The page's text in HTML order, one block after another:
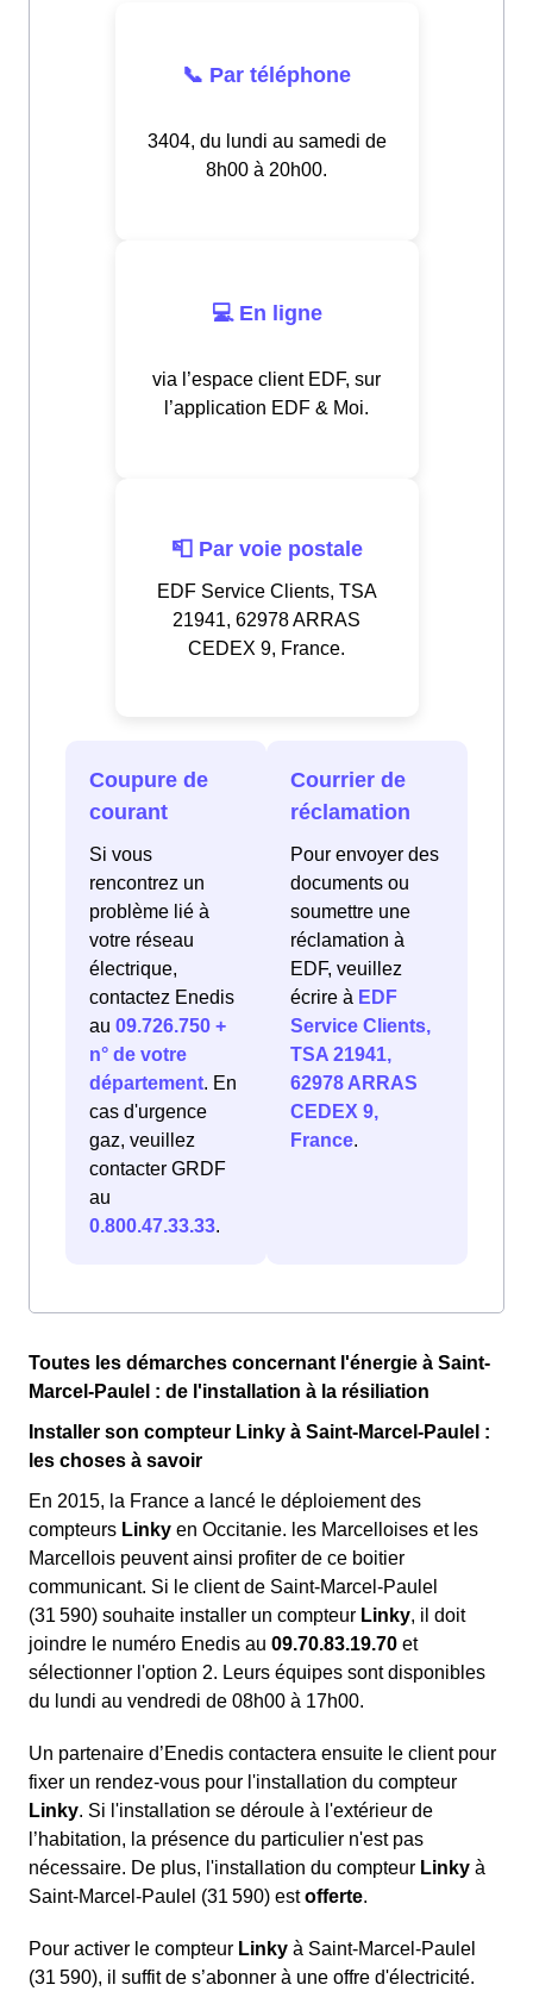
📞 Par téléphone
3404, du lundi au samedi de
8h00 à 20h00.
💻 En ligne
via l’espace client EDF, sur
l’application EDF & Moi.
📮 Par voie postale
EDF Service Clients, TSA
21941, 62978 ARRAS
CEDEX 9, France.
Coupure de
courant
Si vous
rencontrez un
problème lié à
votre réseau
électrique,
contactez Enedis
au 09.726.750 +
n° de votre
département. En
cas d'urgence
gaz, veuillez
contacter GRDF
au
0.800.47.33.33.
Courrier de
réclamation
Pour envoyer des
documents ou
soumettre une
réclamation à
EDF, veuillez
écrire à EDF
Service Clients,
TSA 21941,
62978 ARRAS
CEDEX 9,
France.
Toutes les démarches concernant l'énergie à Saint-
Marcel-Paulel : de l'installation à la résiliation
Installer son compteur Linky à Saint-Marcel-Paulel :
les choses à savoir
En 2015, la France a lancé le déploiement des
compteurs Linky en Occitanie. les Marcelloises et les
Marcellois peuvent ainsi profiter de ce boitier
communicant. Si le client de Saint-Marcel-Paulel
(31 590) souhaite installer un compteur Linky, il doit
joindre le numéro Enedis au 09.70.83.19.70 et
sélectionner l'option 2. Leurs équipes sont disponibles
du lundi au vendredi de 08h00 à 17h00.
Un partenaire d’Enedis contactera ensuite le client pour
fixer un rendez-vous pour l'installation du compteur
Linky. Si l'installation se déroule à l'extérieur de
l’habitation, la présence du particulier n'est pas
nécessaire. De plus, l'installation du compteur Linky à
Saint-Marcel-Paulel (31 590) estofferte.
Pour activer le compteur Linky à Saint-Marcel-Paulel
(31 590), il suffit de s’abonner à une offre d'électricité.